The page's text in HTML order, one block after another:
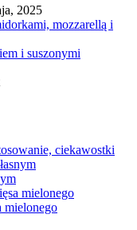
2025
mozzarellą i
i suszonymi
ciekawostki
mielonego
mielonego